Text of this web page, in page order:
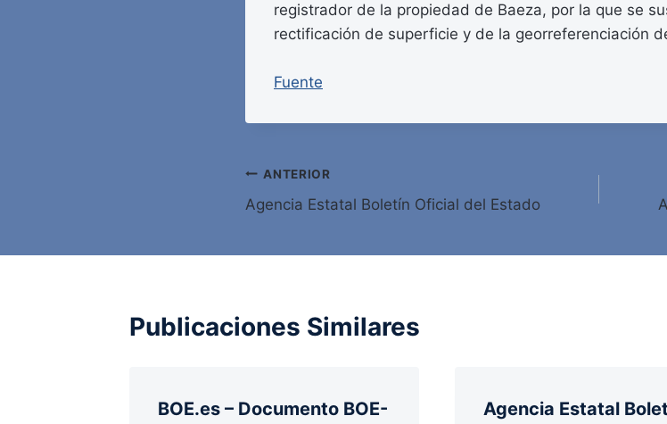
registrador de la propiedad de Baeza, por la que se
rectificación de superficie y de la georreferenciación
Fuente
Navegación
de
entradas
ANTERIOR
Agencia Estatal Boletín Oficial del Estado
Publicaciones Similares
BOE.es – Documento BOE-
Agencia Estatal